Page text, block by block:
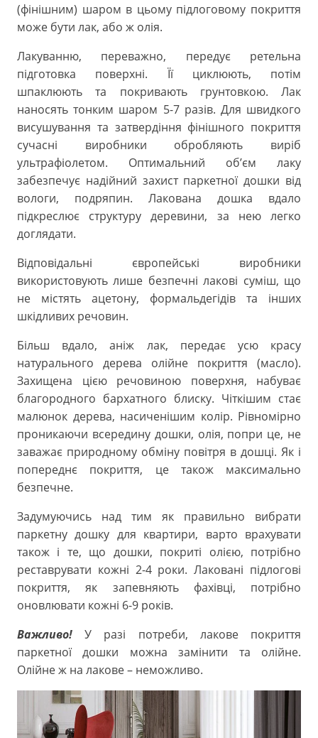
(фінішним) шаром в цьому підлоговому покриття
може бути лак, або ж олія.
Лакуванню, переважно, передує ретельна
підготовка поверхні. Її циклюють, потім
шпаклюють та покривають грунтовкою. Лак
наносять тонким шаром 5-7 разів. Для швидкого
висушування та затвердіння фінішного покриття
сучасні виробники обробляють виріб
ультрафіолетом. Оптимальний об’єм лаку
забезпечує надійний захист паркетної дошки від
вологи, подряпин. Лакована дошка вдало
підкреслює структуру деревини, за нею легко
доглядати.
Відповідальні європейські виробники
використовують лише безпечні лакові суміш, що
не містять ацетону, формальдегідів та інших
шкідливих речовин.
Більш вдало, аніж лак, передає усю красу
натурального дерева олійне покриття (масло).
Захищена цією речовиною поверхня, набуває
благородного бархатного блиску. Чіткішим стає
малюнок дерева, насиченішим колір. Рівномірно
проникаючи всередину дошки, олія, попри це, не
заважає природному обміну повітря в дошці. Як і
попереднє покриття, це також максимально
безпечне.
Задумуючись над тим як правильно вибрати
паркетну дошку для квартири, варто врахувати
також і те, що дошки, покриті олією, потрібно
реставрувати кожні 2-4 роки. Лаковані підлогові
покриття, як запевняють фахівці, потрібно
оновлювати кожні 6-9 років.
Важливо!У разі потреби, лакове покриття
паркетної дошки можна замінити та олійне.
Олійне ж на лакове – неможливо.